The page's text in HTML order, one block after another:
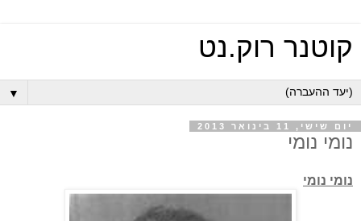
קוטנר רוק.נט
▼
יום שישי, 11 בינואר 2013
נומי נומי
נומי נומי